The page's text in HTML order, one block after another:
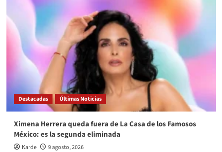
Destacadas Últimas Noticias
Ximena Herrera queda fuera de La Casa de los Famosos
México: es la segunda eliminada
Karde 9 agosto, 2026